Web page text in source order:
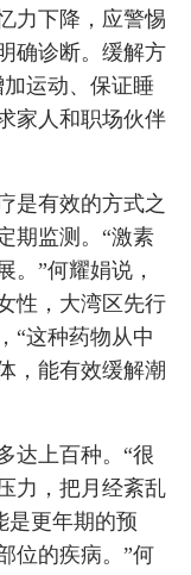
力下降，应警惕
确诊断。缓解方
运动、保证睡
家人和职场伙伴
是有效的方式之
期监测。“激素
。”何耀娟说，
性，大湾区先行
“这种药物从中
，能有效缓解潮
达上百种。“很
力，把月经紊乱
是更年期的预
位的疾病。”何